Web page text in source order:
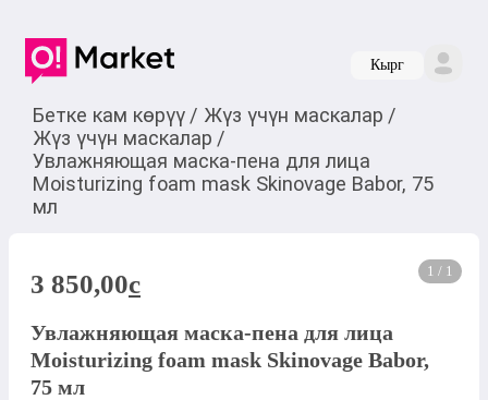
Кырг
Бетке кам көрүү / Жүз үчүн маскалар /
Жүз үчүн маскалар /
Увлажняющая маска-пена для лица
Moisturizing foam mask Skinovage Babor, 75
мл
1 / 1
3 850,00c
Увлажняющая маска-пена для лица
Moisturizing foam mask Skinovage Babor,
75 мл